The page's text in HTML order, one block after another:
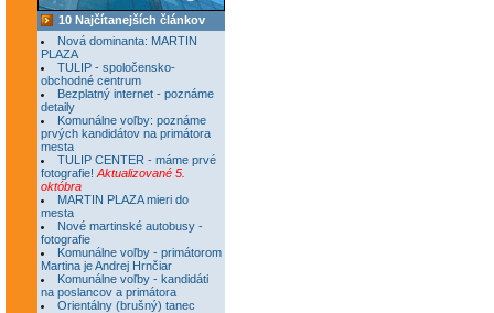
10 Najčítanejších článkov
Nová dominanta: MARTIN
PLAZA
TULIP - spoločensko-
obchodné centrum
Bezplatný internet - poznáme
detaily
Komunálne voľby: poznáme
prvých kandidátov na primátora
mesta
TULIP CENTER - máme prvé
fotografie! Aktualizované 5.
októbra
MARTIN PLAZA mieri do
mesta
Nové martinské autobusy -
fotografie
Komunálne voľby - primátorom
Martina je Andrej Hrnčiar
Komunálne voľby - kandidáti
na poslancov a primátora
Orientálny (brušný) tanec